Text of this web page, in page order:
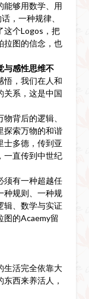
能够用数学、用
，一种规律、
这个Logos，把
拉图的信念，也
与感性思维不
悟，我们在人和
关系，这是中国
背后的逻辑、
探索万物的和谐
士多德，传到亚
一直传到中世纪
须有一种超越任
种规则、一种规
辑、数学与实证
图的Acaemy留
生活完全依靠大
西来养活人，